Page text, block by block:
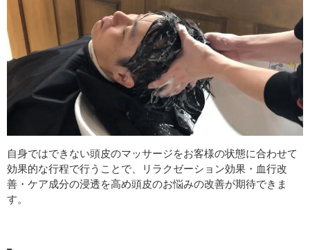
自身ではできない頭皮のマッサージをお客様の状態に合わせて
効果的な行程で行うことで、リラクゼーション効果・血行改
善・ケア成分の浸透を高め頭皮のお悩みの改善が期待できま
す。